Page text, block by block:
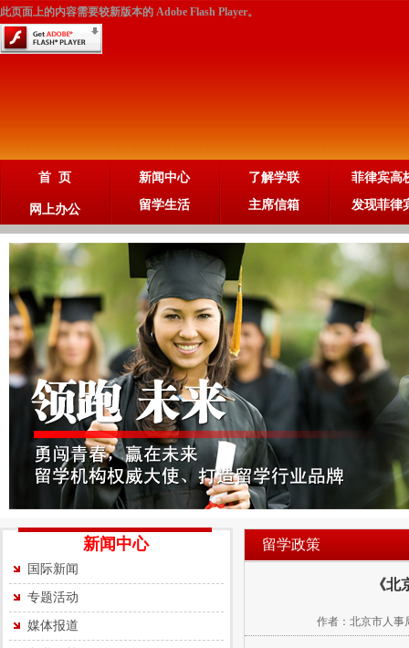
此页面上的内容需要较新版本的 Adobe Flash Player。
首 页
网上办公
新闻中心
留学生活
了解学联
主席信箱
菲律宾高
发现菲律
新闻中心
国际新闻
专题活动
媒体报道
留学政策
《
作者：北京市人